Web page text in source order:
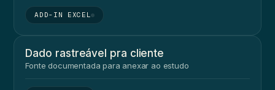
●
Dado rastreável pra cliente
Fonte documentada para anexar ao estudo